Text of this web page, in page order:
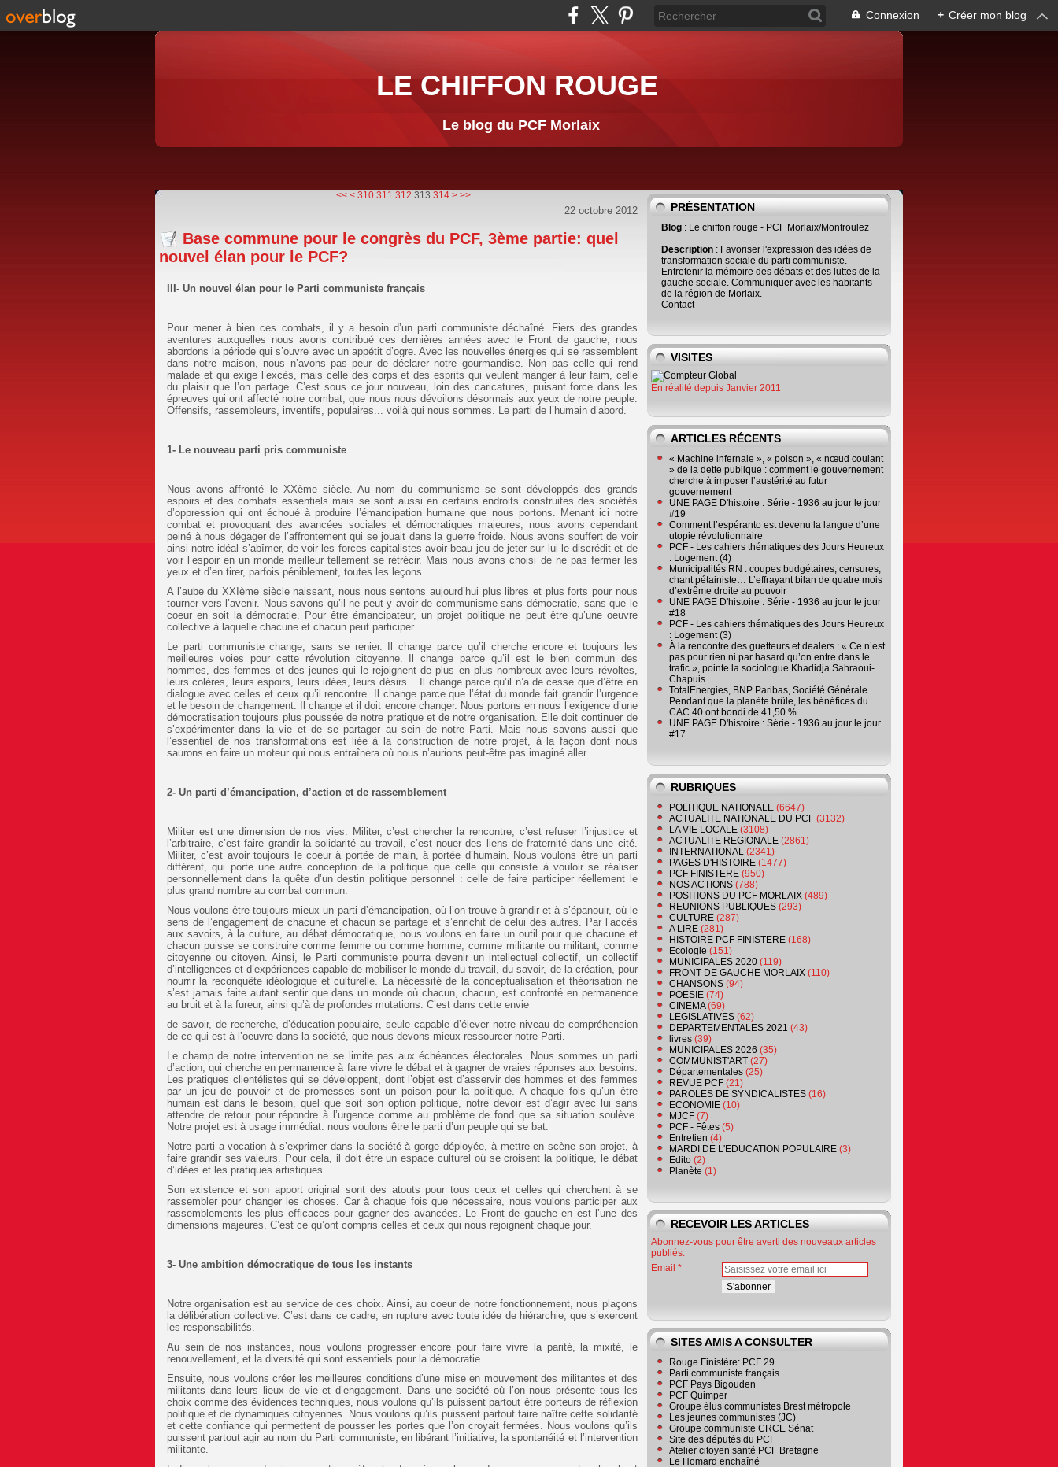
Connexion + Créer mon blog
LE CHIFFON ROUGE
Le blog du PCF Morlaix
<< < 300
310 311 312 313 314 > >>
22 octobre 2012
Base commune pour le congrès du PCF, 3ème partie: quel
nouvel élan pour le PCF?
III- Un nouvel élan pour le Parti communiste français
Pour mener à bien ces combats, il y a besoin d’un parti communiste déchaîné. Fiers des grandes
aventures auxquelles nous avons contribué ces dernières années avec le Front de gauche, nous
abordons la période qui s’ouvre avec un appétit d’ogre. Avec les nouvelles énergies qui se rassemblent
dans notre maison, nous n’avons pas peur de déclarer notre gourmandise. Non pas celle qui rend
malade et qui exige l’excès, mais celle des corps et des esprits qui veulent manger à leur faim, celle
du plaisir que l’on partage. C’est sous ce jour nouveau, loin des caricatures, puisant force dans les
épreuves qui ont affecté notre combat, que nous nous dévoilons désormais aux yeux de notre peuple.
Offensifs, rassembleurs, inventifs, populaires... voilà qui nous sommes. Le parti de l’humain d’abord.
1- Le nouveau parti pris communiste
Nous avons affronté le XXème siècle. Au nom du communisme se sont développés des grands
espoirs et des combats essentiels mais se sont aussi en certains endroits construites des sociétés
d’oppression qui ont échoué à produire l’émancipation humaine que nous portons. Menant ici notre
combat et provoquant des avancées sociales et démocratiques majeures, nous avons cependant
peiné à nous dégager de l’affrontement qui se jouait dans la guerre froide. Nous avons souffert de voir
ainsi notre idéal s’abîmer, de voir les forces capitalistes avoir beau jeu de jeter sur lui le discrédit et de
voir l’espoir en un monde meilleur tellement se rétrécir. Mais nous avons choisi de ne pas fermer les
yeux et d’en tirer, parfois péniblement, toutes les leçons.
A l’aube du XXIème siècle naissant, nous nous sentons aujourd’hui plus libres et plus forts pour nous
tourner vers l’avenir. Nous savons qu’il ne peut y avoir de communisme sans démocratie, sans que le
coeur en soit la démocratie. Pour être émancipateur, un projet politique ne peut être qu’une oeuvre
collective à laquelle chacune et chacun peut participer.
Le parti communiste change, sans se renier. Il change parce qu’il cherche encore et toujours les
meilleures voies pour cette révolution citoyenne. Il change parce qu’il est le bien commun des
hommes, des femmes et des jeunes qui le rejoignent de plus en plus nombreux avec leurs révoltes,
leurs colères, leurs espoirs, leurs idées, leurs désirs... Il change parce qu’il n’a de cesse que d’être en
dialogue avec celles et ceux qu’il rencontre. Il change parce que l’état du monde fait grandir l’urgence
et le besoin de changement. Il change et il doit encore changer. Nous portons en nous l’exigence d’une
démocratisation toujours plus poussée de notre pratique et de notre organisation. Elle doit continuer de
s’expérimenter dans la vie et de se partager au sein de notre Parti. Mais nous savons aussi que
l’essentiel de nos transformations est liée à la construction de notre projet, à la façon dont nous
saurons en faire un moteur qui nous entraînera où nous n’aurions peut-être pas imaginé aller.
2- Un parti d’émancipation, d’action et de rassemblement
Militer est une dimension de nos vies. Militer, c’est chercher la rencontre, c’est refuser l’injustice et
l’arbitraire, c’est faire grandir la solidarité au travail, c’est nouer des liens de fraternité dans une cité.
Militer, c’est avoir toujours le coeur à portée de main, à portée d’humain. Nous voulons être un parti
différent, qui porte une autre conception de la politique que celle qui consiste à vouloir se réaliser
personnellement dans la quête d’un destin politique personnel : celle de faire participer réellement le
plus grand nombre au combat commun.
Nous voulons être toujours mieux un parti d’émancipation, où l’on trouve à grandir et à s’épanouir, où le
sens de l’engagement de chacune et chacun se partage et s’enrichit de celui des autres. Par l’accès
aux savoirs, à la culture, au débat démocratique, nous voulons en faire un outil pour que chacune et
chacun puisse se construire comme femme ou comme homme, comme militante ou militant, comme
citoyenne ou citoyen. Ainsi, le Parti communiste pourra devenir un intellectuel collectif, un collectif
d’intelligences et d’expériences capable de mobiliser le monde du travail, du savoir, de la création, pour
nourrir la reconquête idéologique et culturelle. La nécessité de la conceptualisation et théorisation ne
s’est jamais faite autant sentir que dans un monde où chacun, chacun, est confronté en permanence
au bruit et à la fureur, ainsi qu’à de profondes mutations. C’est dans cette envie
de savoir, de recherche, d’éducation populaire, seule capable d’élever notre niveau de compréhension
de ce qui est à l’oeuvre dans la société, que nous devons mieux ressourcer notre Parti.
Le champ de notre intervention ne se limite pas aux échéances électorales. Nous sommes un parti
d’action, qui cherche en permanence à faire vivre le débat et à gagner de vraies réponses aux besoins.
Les pratiques clientélistes qui se développent, dont l’objet est d’asservir des hommes et des femmes
par un jeu de pouvoir et de promesses sont un poison pour la politique. A chaque fois qu’un être
humain est dans le besoin, quel que soit son option politique, notre devoir est d’agir avec lui sans
attendre de retour pour répondre à l’urgence comme au problème de fond que sa situation soulève.
Notre projet est à usage immédiat: nous voulons être le parti d’un peuple qui se bat.
Notre parti a vocation à s’exprimer dans la société à gorge déployée, à mettre en scène son projet, à
faire grandir ses valeurs. Pour cela, il doit être un espace culturel où se croisent la politique, le débat
d’idées et les pratiques artistiques.
Son existence et son apport original sont des atouts pour tous ceux et celles qui cherchent à se
rassembler pour changer les choses. Car à chaque fois que nécessaire, nous voulons participer aux
rassemblements les plus efficaces pour gagner des avancées. Le Front de gauche en est l’une des
dimensions majeures. C’est ce qu’ont compris celles et ceux qui nous rejoignent chaque jour.
3- Une ambition démocratique de tous les instants
Notre organisation est au service de ces choix. Ainsi, au coeur de notre fonctionnement, nous plaçons
la délibération collective. C’est dans ce cadre, en rupture avec toute idée de hiérarchie, que s’exercent
les responsabilités.
Au sein de nos instances, nous voulons progresser encore pour faire vivre la parité, la mixité, le
renouvellement, et la diversité qui sont essentiels pour la démocratie.
Ensuite, nous voulons créer les meilleures conditions d’une mise en mouvement des militantes et des
militants dans leurs lieux de vie et d’engagement. Dans une société où l’on nous présente tous les
choix comme des évidences techniques, nous voulons qu’ils puissent partout être porteurs de réflexion
politique et de dynamiques citoyennes. Nous voulons qu’ils puissent partout faire naître cette solidarité
et cette confiance qui permettent de pousser les portes que l’on croyait fermées. Nous voulons qu’ils
puissent partout agir au nom du Parti communiste, en libérant l’initiative, la spontanéité et l’intervention
militante.
PRÉSENTATION
Blog : Le chiffon rouge - PCF Morlaix/Montroulez
Description : Favoriser l'expression des idées de
transformation sociale du parti communiste.
Entretenir la mémoire des débats et des luttes de la
gauche sociale. Communiquer avec les habitants
de la région de Morlaix.
Contact
VISITES
En réalité depuis Janvier 2011
ARTICLES RÉCENTS
« Machine infernale », « poison », « nœud coulant
» de la dette publique : comment le gouvernement
cherche à imposer l’austérité au futur
gouvernement
UNE PAGE D'histoire : Série - 1936 au jour le jour
#19
Comment l’espéranto est devenu la langue d’une
utopie révolutionnaire
PCF - Les cahiers thématiques des Jours Heureux
: Logement (4)
Municipalités RN : coupes budgétaires, censures,
chant pétainiste… L’effrayant bilan de quatre mois
d’extrême droite au pouvoir
UNE PAGE D'histoire : Série - 1936 au jour le jour
#18
PCF - Les cahiers thématiques des Jours Heureux
: Logement (3)
À la rencontre des guetteurs et dealers : « Ce n’est
pas pour rien ni par hasard qu’on entre dans le
trafic », pointe la sociologue Khadidja Sahraoui-
Chapuis
TotalEnergies, BNP Paribas, Société Générale…
Pendant que la planète brûle, les bénéfices du
CAC 40 ont bondi de 41,50 %
UNE PAGE D'histoire : Série - 1936 au jour le jour
#17
RUBRIQUES
POLITIQUE NATIONALE (6647)
ACTUALITE NATIONALE DU PCF (3132)
LA VIE LOCALE (3108)
ACTUALITE REGIONALE (2861)
INTERNATIONAL (2341)
PAGES D'HISTOIRE (1477)
PCF FINISTERE (950)
NOS ACTIONS (788)
POSITIONS DU PCF MORLAIX (489)
REUNIONS PUBLIQUES (293)
CULTURE (287)
A LIRE (281)
HISTOIRE PCF FINISTERE (168)
Ecologie (151)
MUNICIPALES 2020 (119)
FRONT DE GAUCHE MORLAIX (110)
CHANSONS (94)
POESIE (74)
CINEMA(69)
LEGISLATIVES (62)
DEPARTEMENTALES 2021 (43)
livres (39)
MUNICIPALES 2026 (35)
COMMUNIST'ART (27)
Départementales (25)
REVUE PCF (21)
PAROLES DE SYNDICALISTES (16)
ECONOMIE (10)
MJCF (7)
PCF - Fêtes (5)
Entretien (4)
MARDI DE L'EDUCATION POPULAIRE (3)
Edito (2)
Planète (1)
RECEVOIR LES ARTICLES
Abonnez-vous pour être averti des nouveaux articles
publiés.
Email
SITES AMIS A CONSULTER
Rouge Finistère: PCF 29
Parti communiste français
PCF Pays Bigouden
PCF Quimper
Groupe élus communistes Brest métropole
Les jeunes communistes (JC)
Groupe communiste CRCE Sénat
Site des députés du PCF
Atelier citoyen santé PCF Bretagne
Le Homard enchaîné